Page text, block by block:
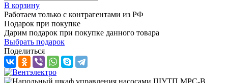
В корзину
Работаем только с контрагентами из РФ
Подарок при покупке
Дарим подарок при покупке данного товара
Выбрать подарок
Поделиться